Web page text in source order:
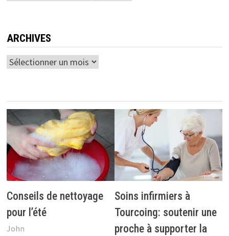
ARCHIVES
Archives
Conseils de nettoyage
pour l’été
John
Soins infirmiers à
Tourcoing: soutenir une
proche à supporter la